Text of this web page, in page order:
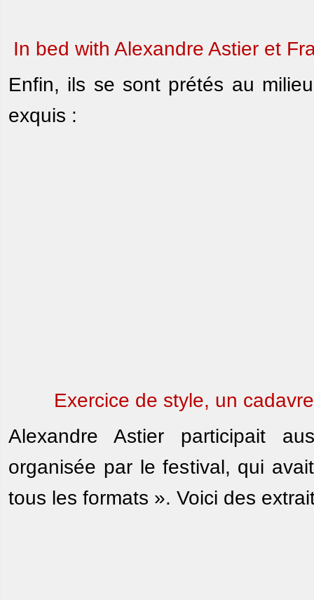
In bed with Alexandre Astier et
Enfin, ils se sont prétés au
exquis :
Exercice de style, un
Alexandre Astier participait
organisée par le festival, qui
tous les formats ». Voici des